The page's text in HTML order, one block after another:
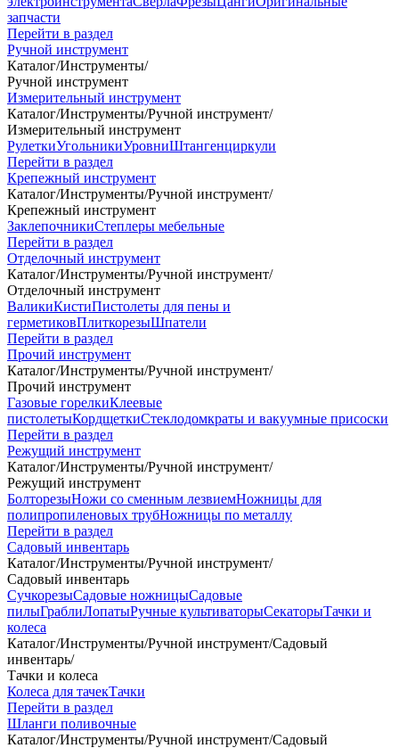
запчасти
Перейти в раздел
Ручной инструмент
Каталог/Инструменты/
Ручной инструмент
Измерительный инструмент
Каталог/Инструменты/Ручной инструмент/
Измерительный инструмент
РулеткиУгольникиУровниШтангенциркули
Перейти в раздел
Крепежный инструмент
Каталог/Инструменты/Ручной инструмент/
Крепежный инструмент
ЗаклепочникиСтеплеры мебельные
Перейти в раздел
Отделочный инструмент
Каталог/Инструменты/Ручной инструмент/
Отделочный инструмент
ВаликиКистиПистолеты для пены и
герметиковПлиткорезыШпатели
Перейти в раздел
Прочий инструмент
Каталог/Инструменты/Ручной инструмент/
Прочий инструмент
Газовые горелкиКлеевые
пистолетыКордщеткиСтеклодомкраты и вакуумные присоски
Перейти в раздел
Режущий инструмент
Каталог/Инструменты/Ручной инструмент/
Режущий инструмент
БолторезыНожи со сменным лезвиемНожницы для
полипропиленовых трубНожницы по металлу
Перейти в раздел
Садовый инвентарь
Каталог/Инструменты/Ручной инструмент/
Садовый инвентарь
СучкорезыСадовые ножницыСадовые
пилыГраблиЛопатыРучные культиваторыСекаторыТачки и
колеса
Каталог/Инструменты/Ручной инструмент/Садовый
инвентарь/
Тачки и колеса
Колеса для тачекТачки
Перейти в раздел
Шланги поливочные
Каталог/Инструменты/Ручной инструмент/Садовый